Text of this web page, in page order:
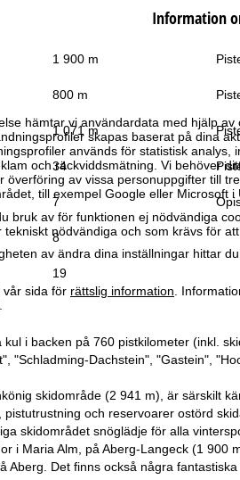
hämtar vi användardata med hjälp av
skapas baserat på dina
används för statistisk analys,
och räckviddsmätning. Vi behöver
av vissa personuppgifter till
till exempel Google eller Microsoft i
bruk av för funktionen ej nödvändiga
nödvändiga och som krävs för
av ändra dina inställningar hittar
vår sida för rättslig information .
Information
1 900 m
800 m
1 071 m
34
7
8
19
i backen på 760 pistkilometer (inkl.
"Schladming-Dachstein", "Gastein",
skidområde (2 941 m), är särskilt
och reservoarer ostörd
skidområdet snöglädje för alla
i Maria Alm, på Aberg-Langeck (1
Aberg. Det finns också några